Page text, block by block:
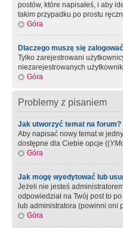
postów, które napisałeś, i aby
takim przypadku po prostu
Góra
Dlaczego muszę się
Tylko zarejestrowani
niezarejestrowanych
Góra
Problemy z pisaniem
Jak utworzyć temat na forum?
Aby napisać nowy temat w
dostępne dla Ciebie opcje ((
Góra
Jak mogę wyedytować lub
Jeżeli nie jesteś
odpowiedział na Twój post to
lub administratora (powinni oni
Góra